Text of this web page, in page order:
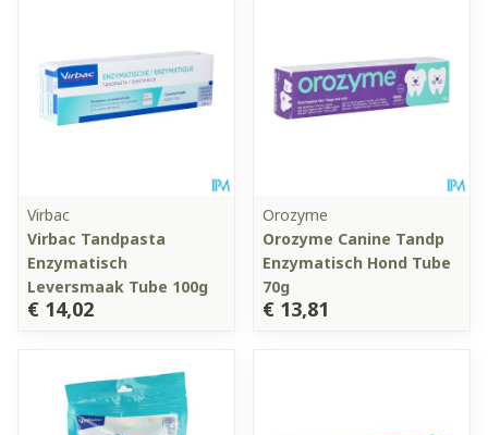
Virbac
Virbac Tandpasta
Enzymatisch
Leversmaak Tube 100g
€ 14,02
Orozyme
Orozyme Canine Tandp
Enzymatisch Hond Tube
70g
€ 13,81